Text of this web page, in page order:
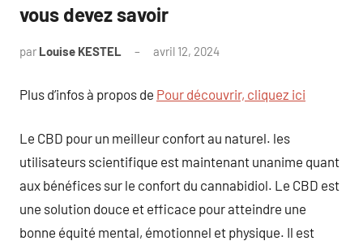
vous devez savoir
par Louise KESTEL avril 12, 2024
Plus d’infos à propos de Pour découvrir, cliquez ici
Le CBD pour un meilleur confort au naturel. les
utilisateurs scientifique est maintenant unanime quant
aux bénéfices sur le confort du cannabidiol. Le CBD est
une solution douce et efficace pour atteindre une
bonne équité mental, émotionnel et physique. Il est